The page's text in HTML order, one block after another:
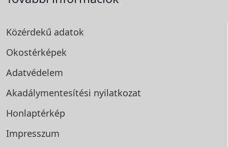
Közérdekű adatok
Okostérképek
Adatvédelem
Akadálymentesítési nyilatkozat
Honlaptérkép
Impresszum